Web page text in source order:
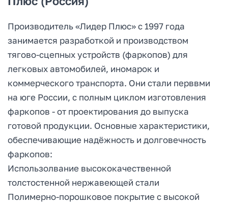
Производитель «Лидер Плюс» с 1997 года
занимается разработкой и производством
тягово-сцепных устройств (фаркопов) для
легковых автомобилей, иномарок и
коммерческого транспорта. Они стали перввми
на юге России, с полным циклом изготовления
фаркопов - от проектирования до выпуска
готовой продукции. Основные характеристики,
обеспечивающие надёжность и долговечность
фаркопов:
Использолвание высококачественной
толстостенной нержавеющей стали
Полимерно-порошковое покрытие с высокой